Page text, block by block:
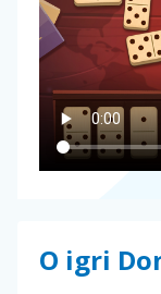
O igri